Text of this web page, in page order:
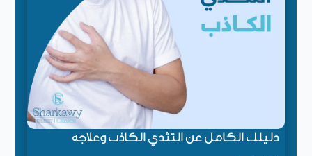
دليلك الكامل عن التثدي الكاذب وعلاجه